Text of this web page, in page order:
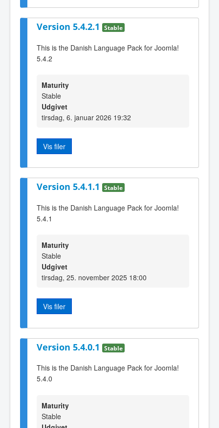
Version 5.4.2.1 Stable
This is the Danish Language Pack for Joomla!
5.4.2
Maturity
Stable
Udgivet
tirsdag, 6. januar 2026 19:32
Vis filer
Version 5.4.1.1 Stable
This is the Danish Language Pack for Joomla!
5.4.1
Maturity
Stable
Udgivet
tirsdag, 25. november 2025 18:00
Vis filer
Version 5.4.0.1 Stable
This is the Danish Language Pack for Joomla!
5.4.0
Maturity
Stable